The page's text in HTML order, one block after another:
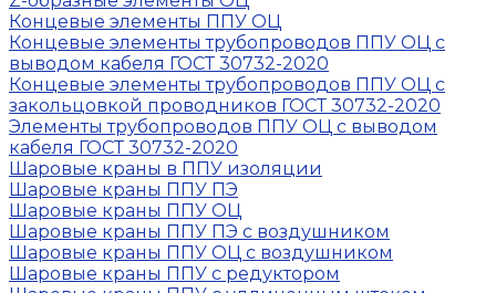
Концевые элементы ППУ ОЦ
Концевые элементы трубопроводов ППУ ОЦ с
выводом кабеля ГОСТ 30732-2020
Концевые элементы трубопроводов ППУ ОЦ с
закольцовкой проводников ГОСТ 30732-2020
Элементы трубопроводов ППУ ОЦ с выводом
кабеля ГОСТ 30732-2020
Шаровые краны в ППУ изоляции
Шаровые краны ППУ ПЭ
Шаровые краны ППУ ОЦ
Шаровые краны ППУ ПЭ с воздушником
Шаровые краны ППУ ОЦ с воздушником
Шаровые краны ППУ с редуктором